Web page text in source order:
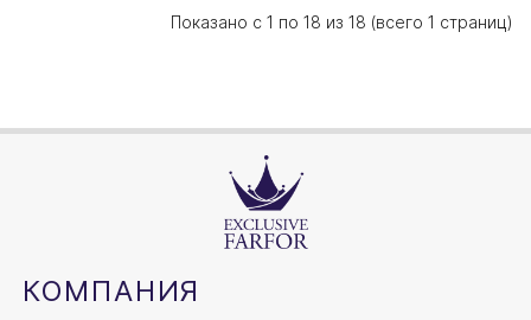
Показано с 1 по 18 из 18 (всего 1 страниц)
КОМПАНИЯ